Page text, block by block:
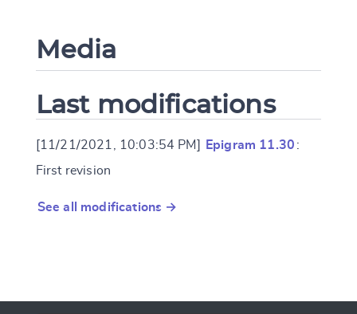
Media
Last modifications
[11/21/2021, 10:03:54 PM] Epigram 11.30 :
First revision
See all modifications →